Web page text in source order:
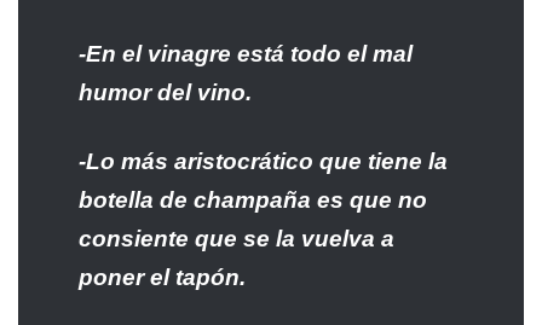
-En el vinagre está todo el mal
humor del vino.
-Lo más aristocrático que tiene la
botella de champaña es que no
consiente que se la vuelva a
poner el tapón.